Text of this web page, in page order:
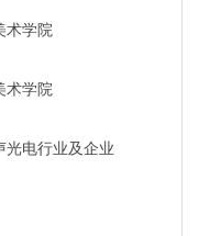
术学院
术学院
光电行业及企业